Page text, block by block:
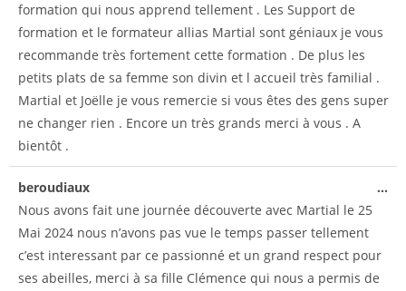
formation qui nous apprend tellement . Les Support de
formation et le formateur allias Martial sont géniaux je vous
recommande très fortement cette formation . De plus les
petits plats de sa femme son divin et l accueil très familial .
Martial et Joëlle je vous remercie si vous êtes des gens super
ne changer rien . Encore un très grands merci à vous . A
bientôt .
beroudiaux
Nous avons fait une journée découverte avec Martial le 25
Mai 2024 nous n’avons pas vue le temps passer tellement
c’est interessant par ce passionné et un grand respect pour
ses abeilles, merci à sa fille Clémence qui nous a permis de
...